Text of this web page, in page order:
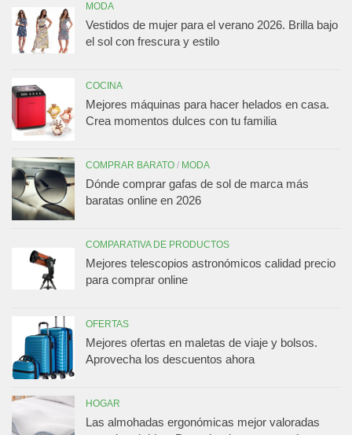
MODA
Vestidos de mujer para el verano 2026. Brilla bajo
el sol con frescura y estilo
COCINA
Mejores máquinas para hacer helados en casa.
Crea momentos dulces con tu familia
COMPRAR BARATO / MODA
Dónde comprar gafas de sol de marca más
baratas online en 2026
COMPARATIVA DE PRODUCTOS
Mejores telescopios astronómicos calidad precio
para comprar online
OFERTAS
Mejores ofertas en maletas de viaje y bolsos.
Aprovecha los descuentos ahora
HOGAR
Las almohadas ergonómicas mejor valoradas